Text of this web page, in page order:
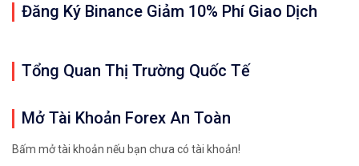
Đăng Ký Binance Giảm 10% Phí Giao Dịch
Tổng Quan Thị Trường Quốc Tế
Mở Tài Khoản Forex An Toàn
Bấm mở tài khoản nếu bạn chưa có tài khoản!